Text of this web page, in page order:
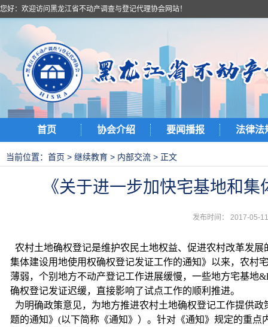
您好：欢迎访问黑龙江省不动产调查与登记代理协会网站！
首页 协会介绍 要闻播报 法律法
当前位置： 首页 > 继续教育 > 内部交流 > 正文
《关于进一步加快宅基地和
发布时间： 2017-05-
农村土地确权登记是维护农民土地权益、促进农村改革发
集体建设用地使用权确权登记发证工作的通知》以来，农村
薄弱，个别地方不动产登记工作进展缓慢，一些地方宅基地
确权登记发证迟缓，直接影响了试点工作的顺利推进。
为明确政策意见，为地方推进农村土地确权登记工作提供
题的通知》(以下简称《通知》）。针对《通知》规定的重